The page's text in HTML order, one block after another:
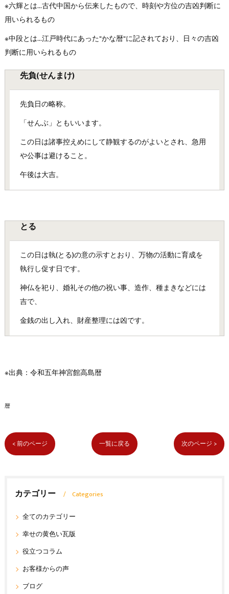
※六輝とは…古代中国から伝来したもので、時刻や方位の吉凶判断に
用いられるもの
※中段とは…江戸時代にあった"かな暦"に記されており、日々の吉凶
判断に用いられるもの
先負(せんまけ)
先負日の略称。
「せんぶ」ともいいます。
この日は諸事控えめにして静観するのがよいとされ、急用
や公事は避けること。
午後は大吉。
とる
この日は執(とる)の意の示すとおり、万物の活動に育成を
執行し促す日です。
神仏を祀り、婚礼その他の祝い事、造作、種まきなどには
吉で、
金銭の出し入れ、財産整理には凶です。
※出典：令和五年神宮館高島暦
暦
< 前のページ 一覧に戻る 次のページ >
カテゴリー Categories
全てのカテゴリー
幸せの黄色い瓦版
役立つコラム
お客様からの声
ブログ